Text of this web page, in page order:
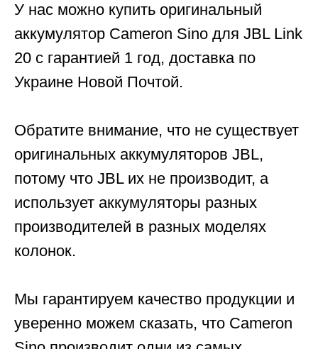
У нас можно купить оригинальный
аккумулятор Cameron Sino для JBL Link
20 с гарантией 1 год, доставка по
Украине Новой Почтой.
Обратите внимание, что не существует
оригинальных аккумуляторов JBL,
потому что JBL их не производит, а
использует аккумуляторы разных
производителей в разных моделях
колонок.
Мы гарантируем качество продукции и
уверенно можем сказать, что Cameron